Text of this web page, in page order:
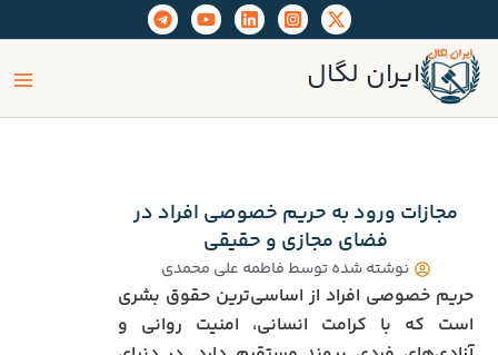
به
محتوا
ایران لگال
مجازات ورود به حریم خصوصی افراد در
فضای مجازی و حقیقی
نوشته شده توسطفاطمه علی محمدی
حریم خصوصی افراد از اساسی‌ترین حقوق بشری
است که با کرامت انسانی، امنیت روانی و